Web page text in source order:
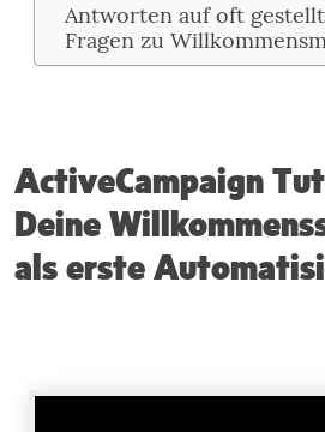
Antworten auf oft
Fragen zu
ActiveCampaign
Deine
als erste